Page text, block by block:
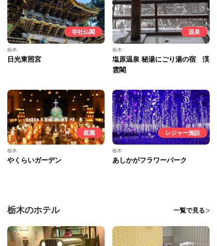
寺社仏閣
栃木
日光東照宮
温泉
栃木
塩原温泉 秘湯にごり湯の宿 渓
雲閣
庭園
栃木
やくらいガーデン
レジャー施設
栃木
あしかがフラワーパーク
栃木のホテル 一覧で見る